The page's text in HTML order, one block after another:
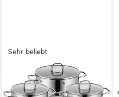
Sehr beliebt
Topf-Set Inspiration
Induktion, Kochtopf Set mit